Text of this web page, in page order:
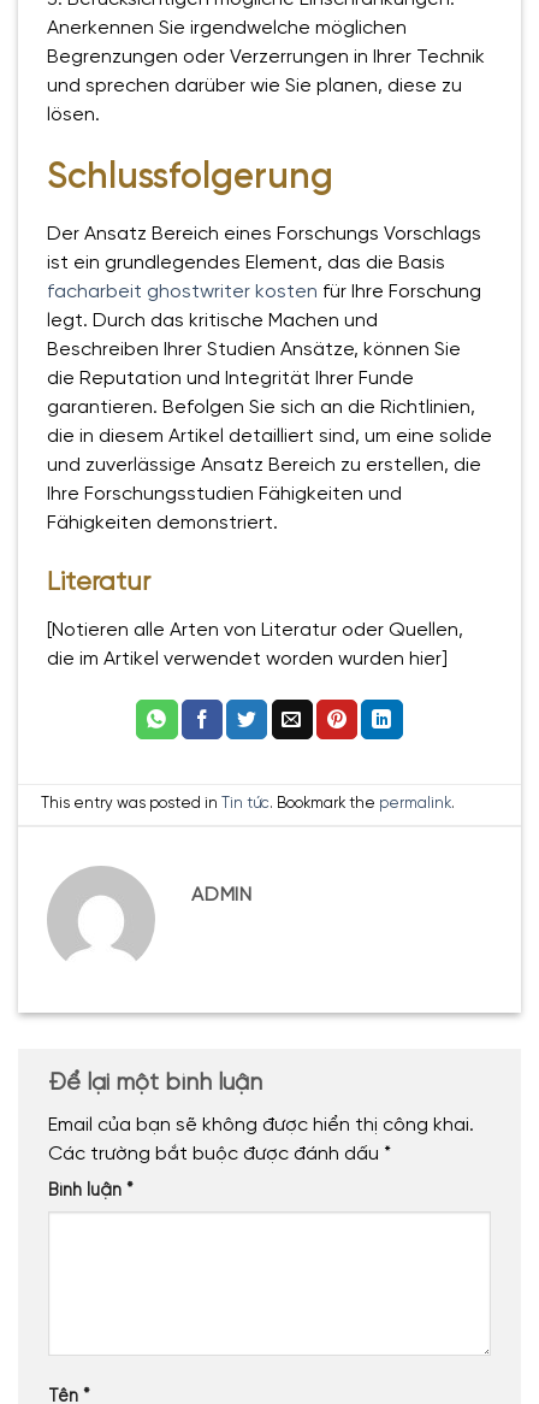
Anerkennen Sie irgendwelche möglichen
Begrenzungen oder Verzerrungen in Ihrer Technik
und sprechen darüber wie Sie planen, diese zu
lösen.
Schlussfolgerung
Der Ansatz Bereich eines Forschungs Vorschlags
ist ein grundlegendes Element, das die Basis
facharbeit ghostwriter kosten für Ihre Forschung
legt. Durch das kritische Machen und
Beschreiben Ihrer Studien Ansätze, können Sie
die Reputation und Integrität Ihrer Funde
garantieren. Befolgen Sie sich an die Richtlinien,
die in diesem Artikel detailliert sind, um eine solide
und zuverlässige Ansatz Bereich zu erstellen, die
Ihre Forschungsstudien Fähigkeiten und
Fähigkeiten demonstriert.
Literatur
[Notieren alle Arten von Literatur oder Quellen,
die im Artikel verwendet worden wurden hier]
This entry was posted in Tin tức. Bookmark the permalink.
ADMIN
Để lại một bình luận
Email của bạn sẽ không được hiển thị công khai.
Các trường bắt buộc được đánh dấu *
Bình luận *
Tên *